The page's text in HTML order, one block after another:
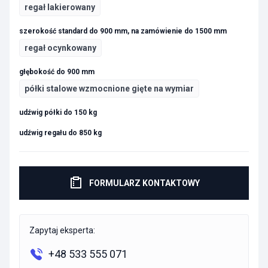
regał lakierowany
szerokość standard do 900 mm, na zamówienie do 1500 mm
regał ocynkowany
głębokość do 900 mm
półki stalowe wzmocnione gięte na wymiar
udźwig półki do 150 kg
udźwig regału do 850 kg
FORMULARZ KONTAKTOWY
Zapytaj eksperta:
+48 533 555 071